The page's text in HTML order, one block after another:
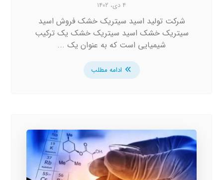
۴ دی، ۱۴۰۲
شرکت تولید اسید سیتریک خشک فروش اسید
سیتریک خشک اسید سیتریک خشک یک ترکیب
شیمیایی است که به عنوان یک ...
ادامه مطلب